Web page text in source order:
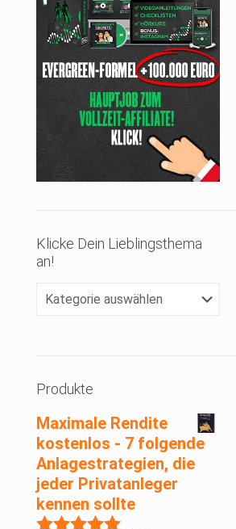
Klicke Dein Lieblingsthema
an!
Klicke
Produkte
Maximale Rendite
kostenlos - 7 folgende
Anlagestrategien, die
jeder Privatanleger
kennen sollte